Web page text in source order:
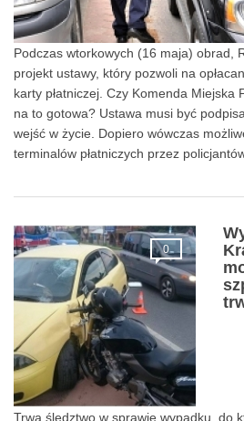
Podczas wtorkowych (16 maja) obrad,
projekt ustawy, który pozwoli na
karty płatniczej. Czy Komenda Miejska
na to gotowa? Ustawa musi być
wejść w życie. Dopiero wówczas
0